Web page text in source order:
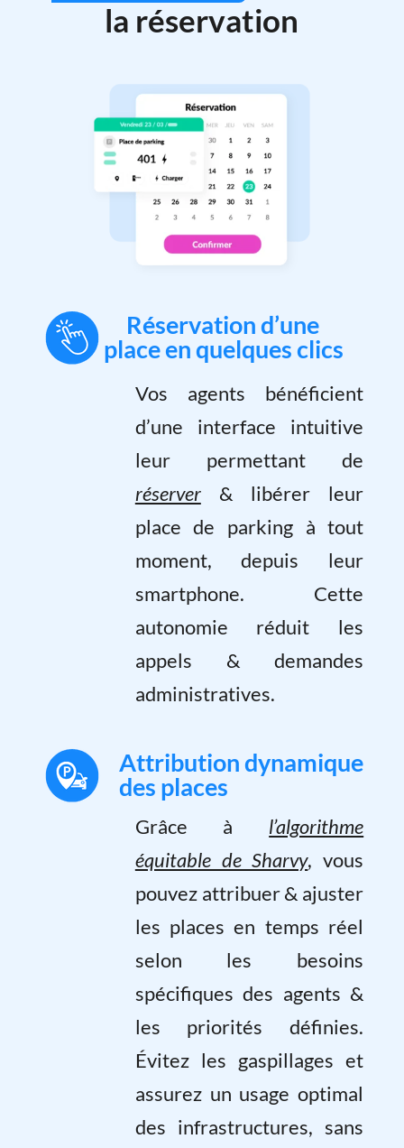
la réservation
Réservation d’une
place en quelques clics
Vos agents bénéficient
d’une interface intuitive
leur permettant de
réserver& libérer leur
place de parking à tout
moment, depuis leur
smartphone. Cette
autonomie réduit les
appels & demandes
administratives.
Attribution dynamique
des places
Grâce à l’algorithme
équitable de Sharvy, vous
pouvez attribuer & ajuster
les places en temps réel
selon les besoins
spécifiques des agents &
les priorités définies.
Évitez les gaspillages et
assurez un usage optimal
des infrastructures, sans